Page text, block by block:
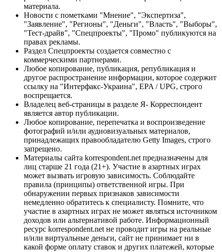
материала.
Новости с пометками "Мнение", "Экспертиза",
"Заявление", "Регионы", "Деньги", "Власть", "Выборы",
"Тест-драйв", "Спецпроекты", "Промо" публикуются на
правах рекламы.
Раздел Спецпроекты создается совместно с
коммерческими партнерами.
Любое копирование, публикация, републикация и
другое распространение информации, которое содержит
ссылку на "Интерфакс-Украина", EPA / UPG, строго
воспрещается.
Владелец веб-страницы в разделе Я- Корреспондент
является автор публикации.
Любое копирование, перепечатка и воспроизведение
фотографий и/или аудиовизуальных материалов,
принадлежащих правообладателю Getty Images, строго
запрещено.
Материалы сайта korrespondent.net предназначены для
лиц старше 21 года (21+). Участие в азартных играх
может вызвать игровую зависимость. Соблюдайте
правила (принципы) ответственной игры. При
обнаружении первых признаков зависимости
немедленно обратитесь к специалисту. Помните, что
участие в азартных играх не может являться источником
доходов или альтернативой работе. Информационный
ресурс korrespondent.net не проводит игры на реальные
и/или виртуальные деньги, сайт не принимает ни в
какой форме оплату ставок и других платежей, которые